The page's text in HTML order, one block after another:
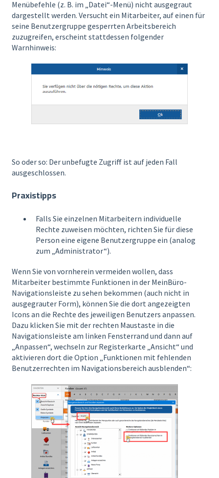
Menübefehle (z. B. im „Datei“-Menü) nicht ausgegraut
dargestellt werden. Versucht ein Mitarbeiter, auf einen für
seine Benutzergruppe gesperrten Arbeitsbereich
zuzugreifen, erscheint stattdessen folgender
Warnhinweis:
So oder so: Der unbefugte Zugriff ist auf jeden Fall
ausgeschlossen.
Praxistipps
Falls Sie einzelnen Mitarbeitern individuelle
Rechte zuweisen möchten, richten Sie für diese
Person eine eigene Benutzergruppe ein (analog
zum „Administrator“).
Wenn Sie von vornherein vermeiden wollen, dass
Mitarbeiter bestimmte Funktionen in der MeinBüro-
Navigationsleiste zu sehen bekommen (auch nicht in
ausgegrauter Form), können Sie die dort angezeigten
Icons an die Rechte des jeweiligen Benutzers anpassen.
Dazu klicken Sie mit der rechten Maustaste in die
Navigationsleiste am linken Fensterrand und dann auf
„Anpassen“, wechseln zur Registerkarte „Ansicht“ und
aktivieren dort die Option „Funktionen mit fehlenden
Benutzerrechten im Navigationsbereich ausblenden“: